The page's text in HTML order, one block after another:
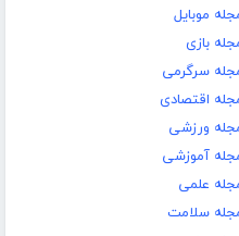
موبایل
بازی
سرگرمی
اقتصادی
ورزشی
آموزشی
علمی
سلامت